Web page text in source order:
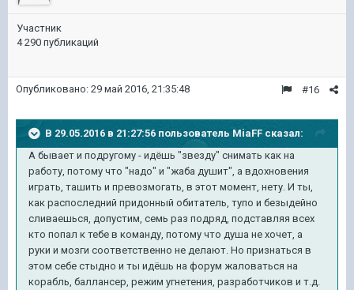
Участник
4 290 публикаций
#16
Опубликовано: 29 май 2016, 21:35:48
В 29.05.2016 в 21:27:56 пользователь MiaFF сказал:
А бывает и подругому - идёшь "звезду" снимать как на
работу, потому что "надо" и "жаба душит", а вдохновения
играть, ташить и превозмогать, в этот момент, нету. И ты,
как распоследний придонный обитатель, тупо и безыдейно
сливаешься, допустим, семь раз подряд, подставляя всех
кто попал к тебе в команду, потому что душа не хочет, а
руки и мозги соответственно не делают. Но признаться в
этом себе стыдно и ты идёшь на форум жаловаться на
корабль, баллансер, режим угнетения, разработчиков и т.д.